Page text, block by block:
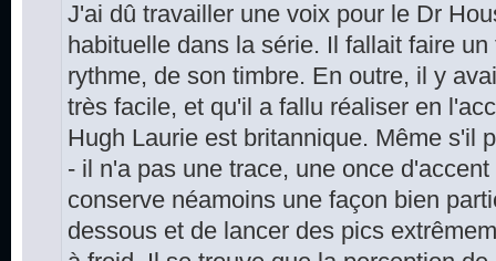
J'ai dû travailler une voix pour le Dr
habituelle dans la série. Il fallait faire
rythme, de son timbre. En outre, il y
très facile, et qu'il a fallu réaliser en
Hugh Laurie est britannique. Même s'il
- il n'a pas une trace, une once
conserve néamoins une façon bien
dessous et de lancer des pics